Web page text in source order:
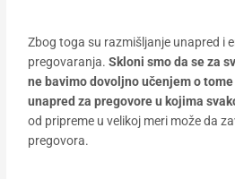
Zbog toga su razmišljanje unapred i
pregovaranja.Skloni smo da se za
ne bavimo dovoljno učenjem o
unapred za pregovore u kojima
od pripreme u velikoj meri može da
pregovora.